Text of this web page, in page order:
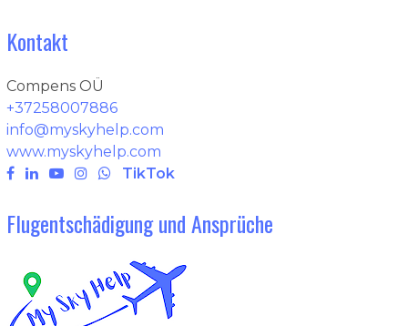
Kontakt
Compens OÜ
+37258007886
info@myskyhelp.com
www.myskyhelp.com
TikTok
Flugentschädigung und Ansprüche